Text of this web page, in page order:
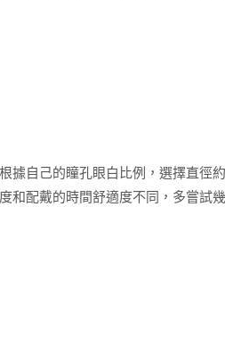
據自己的瞳孔眼白比例，選擇直徑
和配戴的時間舒適度不同，多嘗試